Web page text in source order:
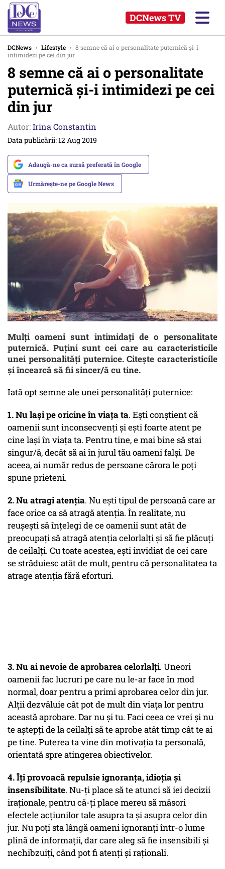
DCNews TV
DCNews › Lifestyle › 8 semne că ai o personalitate puternică și-i
intimidezi pe cei din jur
8 semne că ai o personalitate
puternică și-i intimidezi pe cei
din jur
Autor:Irina Constantin
Data publicării: 12 Aug 2019
Adaugă-ne ca sursă preferată în Google
Urmărește-ne pe Google News
Mulți oameni sunt intimidați de o personalitate
puternică. Puțini sunt cei care au caracteristicile
unei personalități puternice. Citește caracteristicile
și încearcă să fii sincer/ă cu tine.
Iată opt semne ale unei personalități puternice:
1. Nu lași pe oricine în viața ta. Ești conștient că
oamenii sunt inconsecvenți și ești foarte atent pe
cine lași în viața ta. Pentru tine, e mai bine să stai
singur/ă, decât să ai în jurul tău oameni falși. De
aceea, ai număr redus de persoane cărora le poți
spune prieteni.
2. Nu atragi atenția. Nu ești tipul de persoană care ar
face orice ca să atragă atenția. În realitate, nu
reușești să înțelegi de ce oamenii sunt atât de
preocupați să atragă atenția celorlalți și să fie plăcuți
de ceilalți. Cu toate acestea, ești invidiat de cei care
se străduiesc atât de mult, pentru că personalitatea ta
atrage atenția fără eforturi.
3. Nu ai nevoie de aprobarea celorlalți. Uneori
oamenii fac lucruri pe care nu le-ar face în mod
normal, doar pentru a primi aprobarea celor din jur.
Alții dezvăluie cât pot de mult din viața lor pentru
această aprobare. Dar nu și tu. Faci ceea ce vrei și nu
te aștepți de la ceilalți să te aprobe atât timp cât te ai
pe tine. Puterea ta vine din motivația ta personală,
orientată spre atingerea obiectivelor.
4. Îți provoacă repulsie ignoranța, idioția și
insensibilitate. Nu-ți place să te atunci să iei decizii
iraționale, pentru că-ți place mereu să măsori
efectele acțiunilor tale asupra ta și asupra celor din
jur. Nu poți sta lângă oameni ignoranți într-o lume
plină de informații, dar care aleg să fie insensibili și
nechibzuiți, când pot fi atenți și raționali.